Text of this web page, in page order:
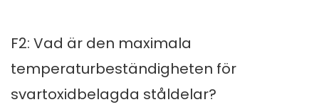
F2: Vad är den maximala
temperaturbeständigheten för
svartoxidbelagda ståldelar?